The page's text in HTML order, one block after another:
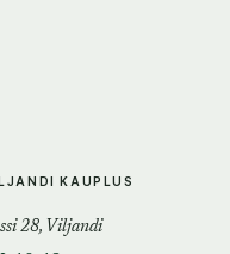
KAUPLUS
28, Viljandi